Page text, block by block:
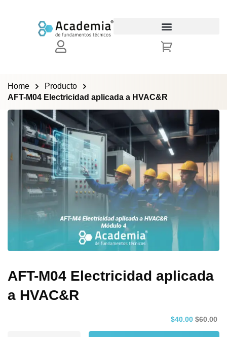
Home
Producto
AFT-M04 Electricidad aplicada a HVAC&R
AFT-M04 Electricidad aplicada
a HVAC&R
$60.00
$40.00
Sign in
Remember me Lost your password?